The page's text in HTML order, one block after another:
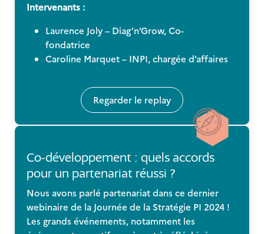
Intervenants :
Laurence Joly – Diag’n’Grow, Co-
fondatrice
Caroline Marquet – INPI, chargée d’affaires
Regarder le replay
Co-développement : quels accords
pour un partenariat réussi ?
Nous avons parlé partenariat dans ce dernier
webinaire de la Journée de la Stratégie PI 2024 !
Les grands événements, notamment les